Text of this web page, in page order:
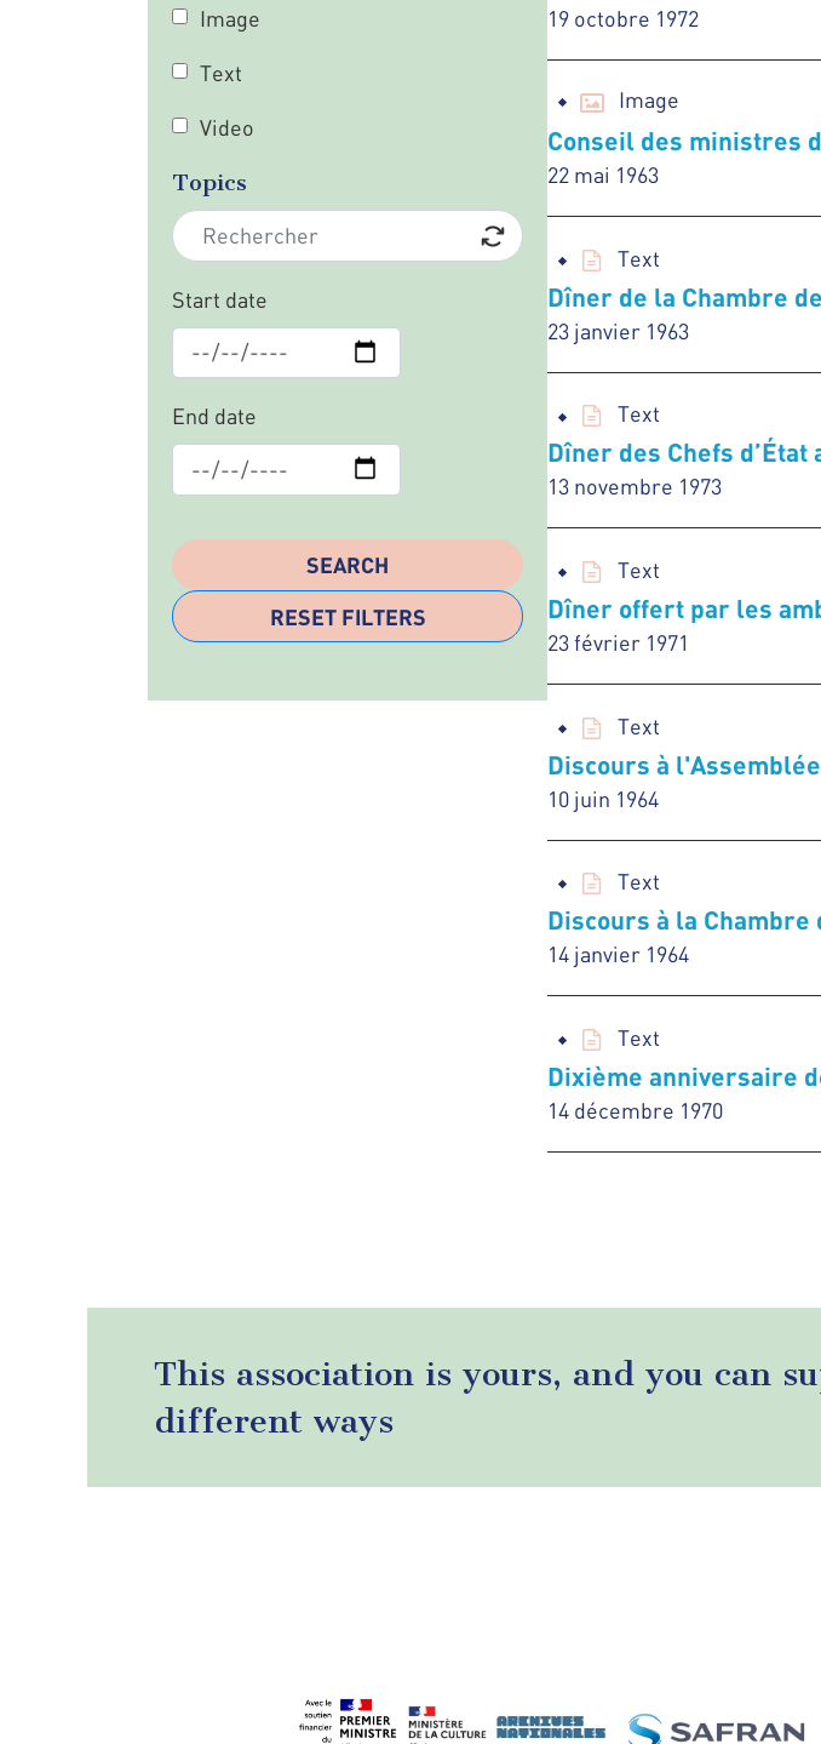
Image
Text
Video
Topics
Start date
End date
19 octobre 1972
Image
Conseil des ministres
22 mai 1963
Text
Dîner de la Chambre
23 janvier 1963
Text
Dîner des Chefs
13 novembre 1973
Text
Dîner offert par les
23 février 1971
Text
Discours à
10 juin 1964
Text
Discours à la
14 janvier 1964
Text
Dixième anniversaire
14 décembre 1970
This association is yours, and you can
different ways